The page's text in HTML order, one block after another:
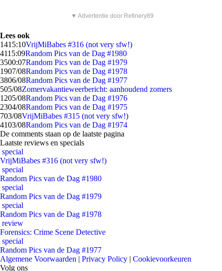
▼ Advertentie door Refinery89
Lees ook
1415:10VrijMiBabes #316 (not very sfw!)
4115:09Random Pics van de Dag #1980
3500:07Random Pics van de Dag #1979
1907/08Random Pics van de Dag #1978
3806/08Random Pics van de Dag #1977
505/08Zomervakantieweerbericht: aanhoudend zomers
1205/08Random Pics van de Dag #1976
2304/08Random Pics van de Dag #1975
703/08VrijMiBabes #315 (not very sfw!)
4103/08Random Pics van de Dag #1974
De comments staan op de laatste pagina
Laatste reviews en specials
special
VrijMiBabes #316 (not very sfw!)
special
Random Pics van de Dag #1980
special
Random Pics van de Dag #1979
special
Random Pics van de Dag #1978
review
Forensics: Crime Scene Detective
special
Random Pics van de Dag #1977
Algemene Voorwaarden | Privacy Policy | Cookievoorkeuren
Volg ons